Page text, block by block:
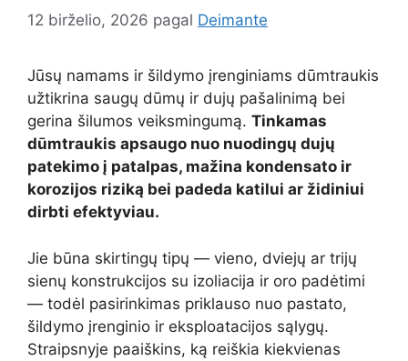
12 birželio, 2026 pagal Deimante
Jūsų namams ir šildymo įrenginiams dūmtraukis
užtikrina saugų dūmų ir dujų pašalinimą bei
gerina šilumos veiksmingumą. Tinkamas
dūmtraukis apsaugo nuo nuodingų dujų
patekimo į patalpas, mažina kondensato ir
korozijos riziką bei padeda katilui ar židiniui
dirbti efektyviau.
Jie būna skirtingų tipų — vieno, dviejų ar trijų
sienų konstrukcijos su izoliacija ir oro padėtimi
— todėl pasirinkimas priklauso nuo pastato,
šildymo įrenginio ir eksploatacijos sąlygų.
Straipsnyje paaiškins, ką reiškia kiekvienas